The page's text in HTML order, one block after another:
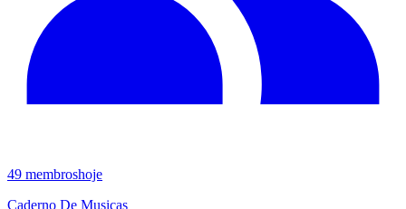
49 membroshoje
Caderno De Musicas